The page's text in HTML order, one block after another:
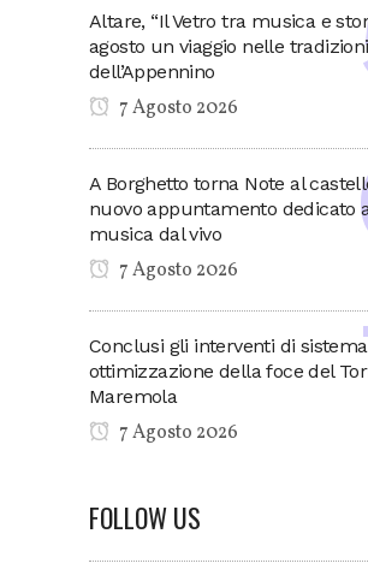
Altare, “Il Vetro tra musica e
agosto un viaggio nelle
dell’Appennino
7 Agosto 2026
A Borghetto torna Note al
nuovo appuntamento dedicato
musica dal vivo
7 Agosto 2026
Conclusi gli interventi di
ottimizzazione della foce del
Maremola
7 Agosto 2026
FOLLOW US